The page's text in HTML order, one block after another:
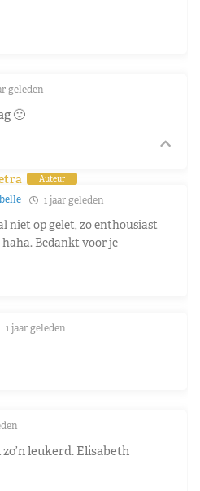
geleden
🙂
Auteur
1 jaar geleden
niet op gelet, zo enthousiast
Bedankt voor je
1 jaar geleden
leukerd. Elisabeth